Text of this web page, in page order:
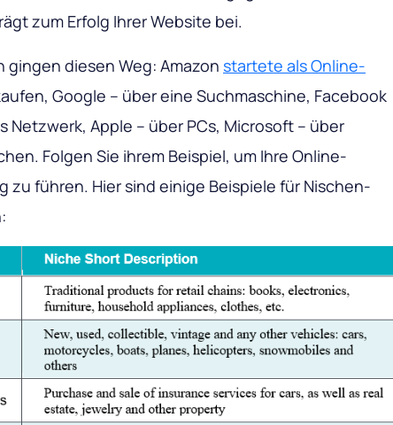
zum Erfolg Ihrer Website bei.
gingen diesen Weg: Amazon startete als Online-
Google – über eine Suchmaschine, Facebook
Netzwerk, Apple – über PCs, Microsoft – über
Folgen Sie ihrem Beispiel, um Ihre Online-
zu führen. Hier sind einige Beispiele für Nischen-